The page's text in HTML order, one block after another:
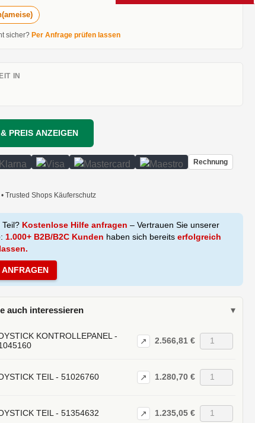
sicher? Per Anfrage prüfen lassen
IN
PREIS ANZEIGEN
Rechnung
Trusted Shops Käuferschutz
Teil? Kostenlose Hilfe anfragen – Vertrauen Sie unserer
1.000+ B2B/B2C Kunden haben sich bereits erfolgreich
auch interessieren ▾
KONTROLLEPANEL -
↗ 2.566,81 €
TEIL - 51026760 ↗ 1.280,70 €
TEIL - 51354632 ↗ 1.235,05 €